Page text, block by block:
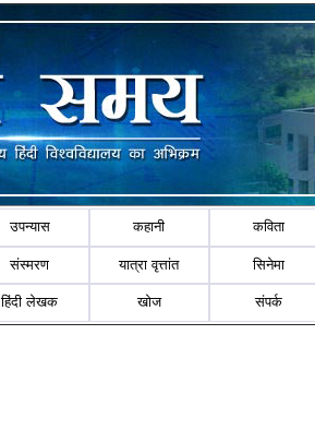
उपन्यास कहानी कविता
संस्मरण यात्रा वृत्तांत सिनेमा
हिंदी लेखक खोज संपर्क